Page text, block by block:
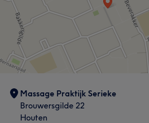
Massage Praktijk Serieke
Brouwersgilde 22
Houten